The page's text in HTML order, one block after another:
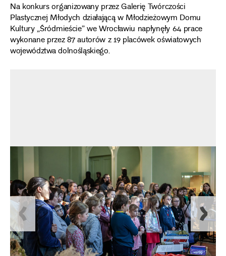
Na konkurs organizowany przez Galerię Twórczości
Plastycznej Młodych działającą w Młodzieżowym Domu
Kultury „Śródmieście” we Wrocławiu napłynęły 64 prace
wykonane przez 87 autorów z 19 placówek oświatowych
województwa dolnośląskiego.